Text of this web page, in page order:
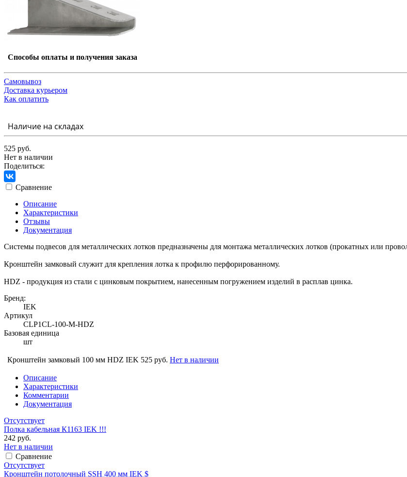
Способы оплаты и получения заказа
Самовывоз
Доставка курьером
Как оплатить
Наличие на складах
525 руб.
Нет в наличии
Поделиться:
Сравнение
Описание
Характеристики
Отзывы
Документация
Системы подвесов для металлических лотков предназначены для монтажа металлических лотков (прокатных или
Кронштейн замковый служит для крепления лотка к профилю перфорированному.
HDZ - продукция из стали с цинковым покрытием, нанесенным погружением изделий в расплав цинка.
Бренд:
IEK
Артикул
CLP1CL-100-M-HDZ
Базовая единица
шт
Кронштейн замковый 100 мм HDZ IEK 525 руб. Нет в наличии
Описание
Характеристики
Комментарии
Документация
Отсутствует
Полка кабельная К1163 IEK !!!
242 руб.
Нет в наличии
Сравнение
Отсутствует
Кронштейн потолочный SSH 400 мм IEK $